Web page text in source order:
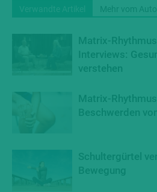
Verwandte Artikel Mehr vom
Matrix-
Interviews:
verstehen
Matrix-